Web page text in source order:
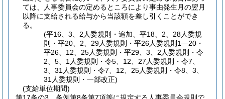
ては、人事委員会の定めるところにより事由発生月の翌月
以降に支給される給与から当該額を差し引くことができ
る。
(平16、3、2人委規則・追加、平18、2、28人委規
則・平20、2、29人委規則・平26人委規則1―20・
平26、12、25人委規則・平29、3、2人委規則・令
2、5、1人委規則・令5、12、27人委規則・令7、
3、31人委規則・令7、12、25人委規則・令8、3、
31人委規則・一部改正)
(支給単位期間)